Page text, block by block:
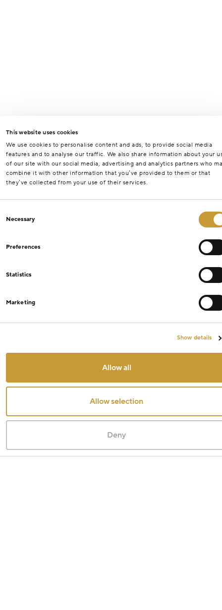
This website uses cookies
We use cookies to personalise content and ads, to provide social media
features and to analyse our traffic. We also share information about your
of our site with our social media, advertising and analytics partners who
combine it with other information that you’ve provided to them or that
they’ve collected from your use of their services.
Selection
Necessary
Preferences
Statistics
Marketing
Show details
Allow all
Allow selection
Deny